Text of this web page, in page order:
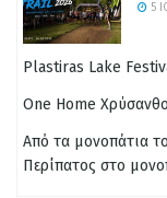
5
Plastiras Lake
One Home
Από τα μονοπάτια
Περίπατος στο